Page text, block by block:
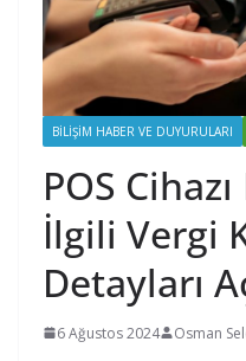
BILIŞIM HABER VE DUYURULARI
POS
İlgili Vergi
Detayları
6 Ağustos 2024 Osman